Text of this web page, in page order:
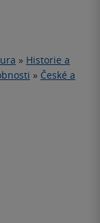
» Historie a
» České a